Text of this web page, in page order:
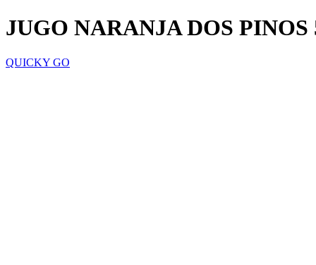
JUGO NARANJA DOS PINOS
QUICKY GO